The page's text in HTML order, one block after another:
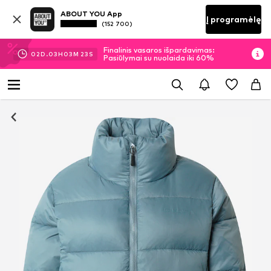
ABOUT YOU App
(152 700) Į programėlę
02D.03H 03M 23 S
Finalinis vasaros išpardavimas:
Pasiūlymai su nuolaida iki 60%